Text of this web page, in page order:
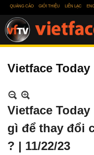
QUẢNG CÁO GIỚI THIỆU LIÊN LẠC
Vietface Today
Vietface
gì để thay đổi
? | 11/22/23